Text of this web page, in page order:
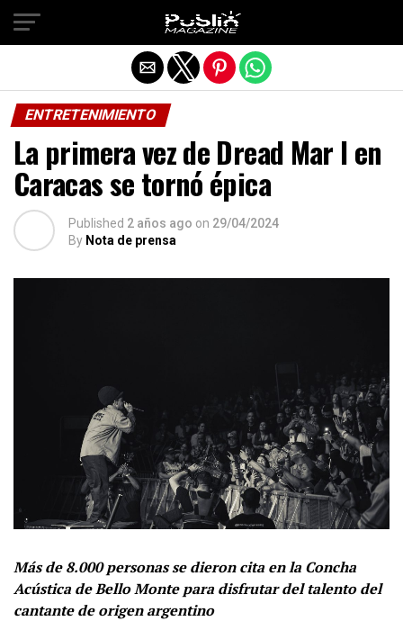
ENTRETENIMIENTO
La primera vez de Dread Mar I en
Caracas se tornó épica
Published 2 años ago on 29/04/2024
By Nota de prensa
Más de 8.000 personas se dieron cita en la Concha
Acústica de Bello Monte para disfrutar del talento del
cantante de origen argentino
Salir de la versión móvil